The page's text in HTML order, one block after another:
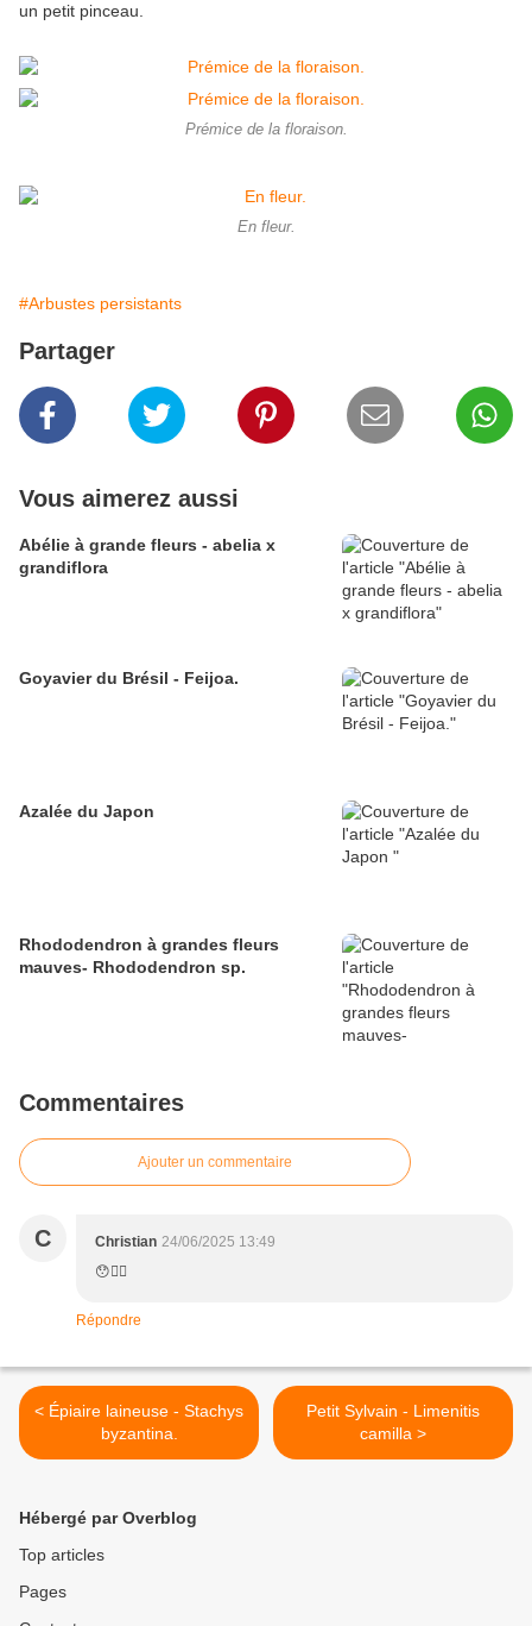
un petit pinceau.
Prémice de la floraison.
En fleur.
#Arbustes persistants
Partager
Vous aimerez aussi
Abélie à grande fleurs - abelia x
grandiflora
Goyavier du Brésil - Feijoa.
Azalée du Japon
Rhododendron à grandes fleurs
mauves- Rhododendron sp.
Commentaires
Ajouter un commentaire
C Christian 24/06/2025 13:49
😯👍🏻
Répondre
< Épiaire laineuse - Stachys
byzantina.
Petit Sylvain - Limenitis
camilla >
Hébergé par Overblog
Top articles
Pages